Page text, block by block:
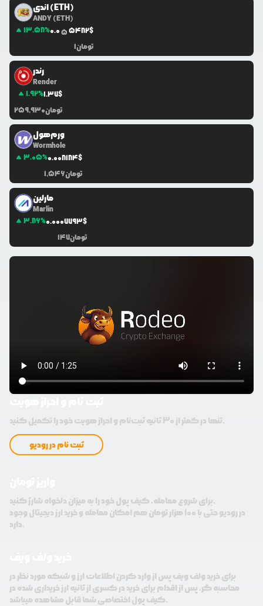
اندی (ETH)
ANDY (ETH)
13.58%0.055482$
1تومان
رندر
Render
1.92%1.37$
259,930تومان
ورم‌هول
Wormhole
3.05%0.008184$
1,546تومان
مارلین
Marlin
3.86%0.0007793$
147تومان
تنها در کمتر از 30 ثانیه ثبت‌نام و احراز هویت خود را تکمیل کنید.
ثبت نام در رودیو
برای شروع معامله، کیف پول خود را به میزان دلخواه شارژ کنید.
در رودیو حتی با 100 هزار تومان هم امکان معامله و خرید ارز دیجیتال وجود
دارد.
برای خرید ولف ویف پس از وارد کردن اطلاعات ارز و شبکه مورد نظر در
محاسبه گر، پس از اقدام برای خرید در کسری از ثانیه ارز خریداری شده در
کیف پول اختصاصی شما قابل مشاهده میباشد.